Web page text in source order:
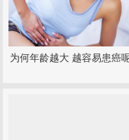
为何年龄越大 越容易患癌